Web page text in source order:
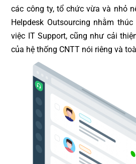
các công ty, tổ chức vừa và nhỏ
Helpdesk Outsourcing nhằm
việc IT Support, cũng như cải
của hệ thống CNTT nói riêng và